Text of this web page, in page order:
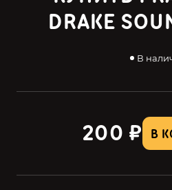
DRAKE
В
В
200 ₽